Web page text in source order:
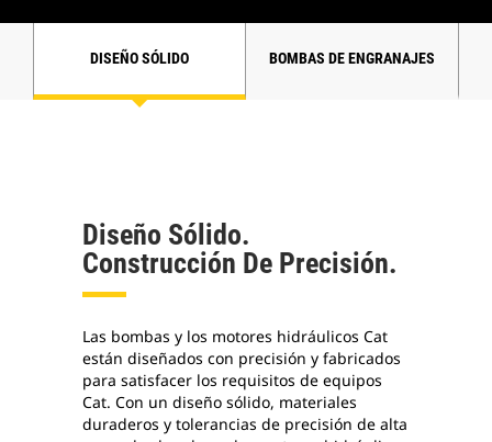
DISEÑO SÓLIDO BOMBAS DE ENGRANAJES
Diseño Sólido.
Construcción De Precisión.
Las bombas y los motores hidráulicos Cat
están diseñados con precisión y fabricados
para satisfacer los requisitos de equipos
Cat. Con un diseño sólido, materiales
duraderos y tolerancias de precisión de alta